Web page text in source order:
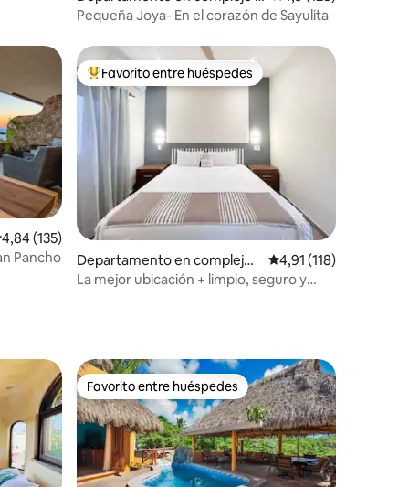
esidencial en Sayulita
Pequeña Joya- En el corazón de Sayulita
promedio: 4,84 de 5. 135 evaluaciones
4,84 (135)
Pancho
Favorito entre los huéspedes más destacados
Favorito entre huéspedes
Departamento en complejo r
esidencial en Sayulita
Calificación promedio:
4,91 (118)
La mejor ubicación + limpio, seguro y
Favorito entre huéspedes
Favorito entre huéspedes